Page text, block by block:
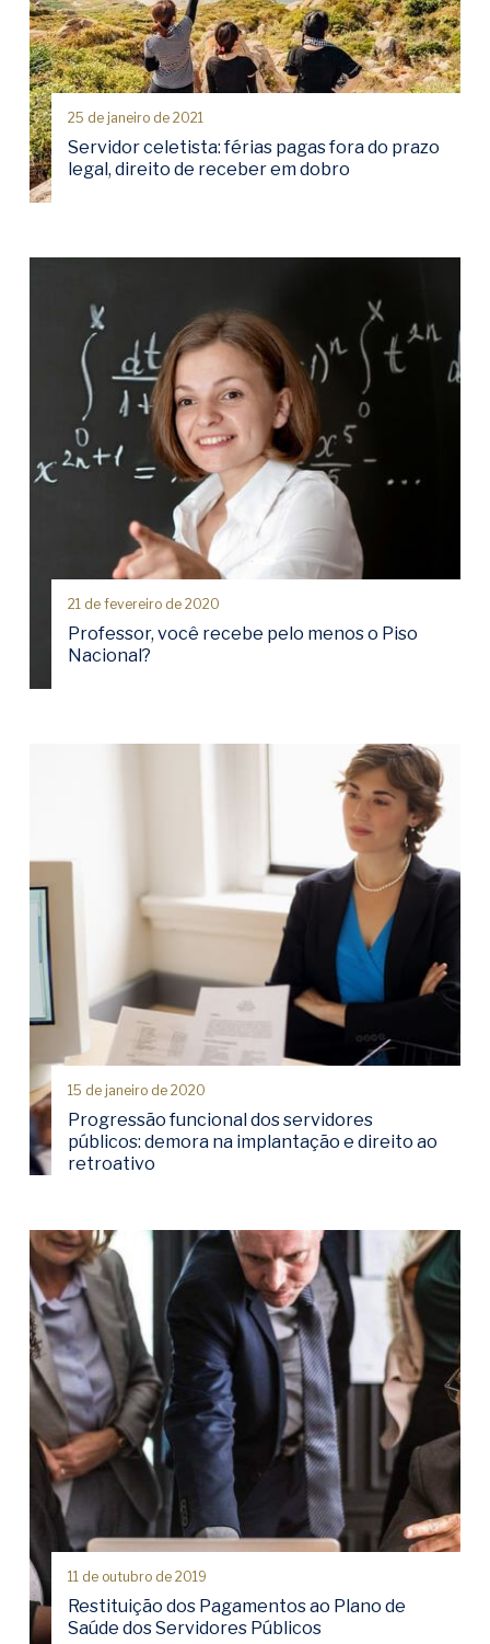
25 de janeiro de 2021
Servidor celetista: férias pagas fora do prazo
legal, direito de receber em dobro
21 de fevereiro de 2020
Professor, você recebe pelo menos o Piso
Nacional?
15 de janeiro de 2020
Progressão funcional dos servidores
públicos: demora na implantação e direito ao
retroativo
11 de outubro de 2019
Restituição dos Pagamentos ao Plano de
Saúde dos Servidores Públicos